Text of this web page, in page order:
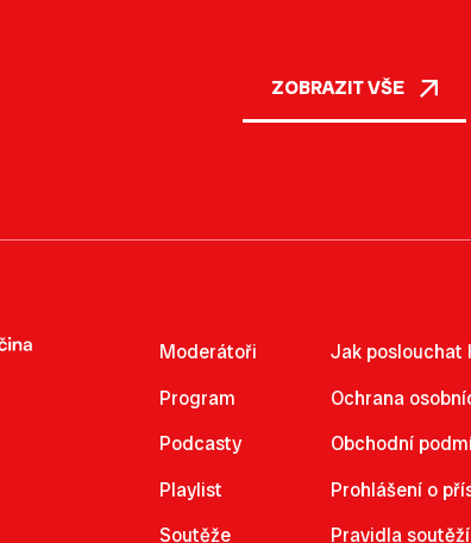
ZOBRAZIT VŠE
Moderátoři
Program
Podcasty
Playlist
Soutěže
Jak poslouchat
Ochrana
Obchodní
Prohlášení o
Pravidla soutěží